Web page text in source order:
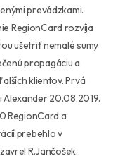
prevádzkami.
RegionCard rozvíja
ušetriť nemalé sumy
propagáciu a
klientov. Prvá
20.08.2019.
RegionCard a
prebehlo v
R.Jančošek.